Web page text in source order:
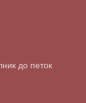
до петок